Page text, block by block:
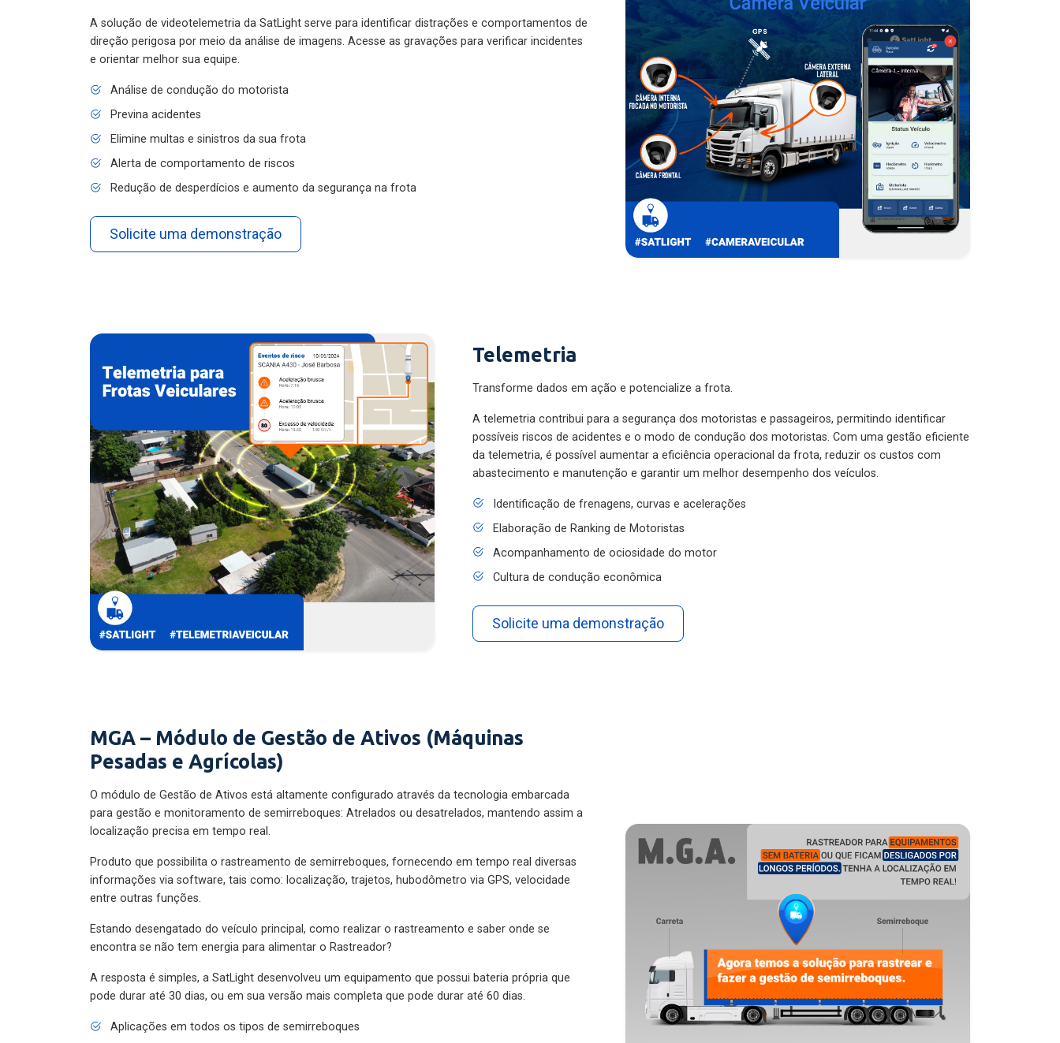
A solução de videotelemetria da SatLight serve para identificar distrações e comportamentos de
direção perigosa por meio da análise de imagens. Acesse as gravações para verificar incidentes
e orientar melhor sua equipe.
Análise de condução do motorista
Previna acidentes
Elimine multas e sinistros da sua frota
Alerta de comportamento de riscos
Redução de desperdícios e aumento da segurança na frota
Solicite uma demonstração
Telemetria
Transforme dados em ação e potencialize a frota.
A telemetria contribui para a segurança dos motoristas e passageiros, permitindo identificar
possíveis riscos de acidentes e o modo de condução dos motoristas. Com uma gestão eficiente
da telemetria, é possível aumentar a eficiência operacional da frota, reduzir os custos com
abastecimento e manutenção e garantir um melhor desempenho dos veículos.
Identificação de frenagens, curvas e acelerações
Elaboração de Ranking de Motoristas
Acompanhamento de ociosidade do motor
Cultura de condução econômica
Solicite uma demonstração
MGA – Módulo de Gestão de Ativos (Máquinas
Pesadas e Agrícolas)
O módulo de Gestão de Ativos está altamente configurado através da tecnologia embarcada
para gestão e monitoramento de semirreboques: Atrelados ou desatrelados, mantendo assim a
localização precisa em tempo real.
Produto que possibilita o rastreamento de semirreboques, fornecendo em tempo real diversas
informações via software, tais como: localização, trajetos, hubodômetro via GPS, velocidade
entre outras funções.
Estando desengatado do veículo principal, como realizar o rastreamento e saber onde se
encontra se não tem energia para alimentar o Rastreador?
A resposta é simples, a SatLight desenvolveu um equipamento que possui bateria própria que
pode durar até 30 dias, ou em sua versão mais completa que pode durar até 60 dias.
Aplicações em todos os tipos de semirreboques